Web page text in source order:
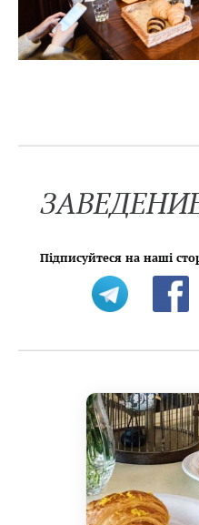
Підписуйтеся на наші